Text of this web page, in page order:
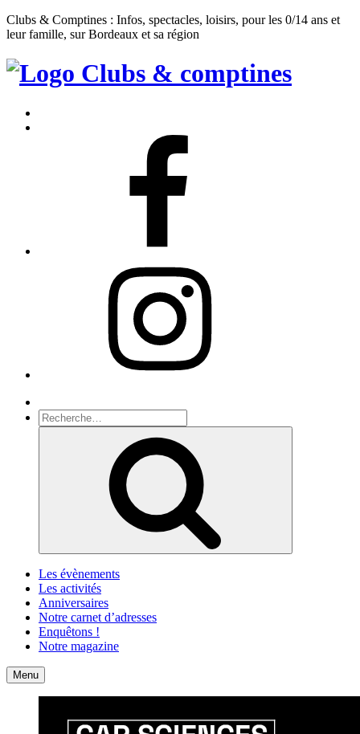
Clubs & Comptines : Infos, spectacles, loisirs, pour les 0/14 ans et
leur famille, sur Bordeaux et sa région
Clubs
Comptines
Recherche
pour
Les évènements
Les activités
Anniversaires
Notre carnet d’adresses
Enquêtons !
Notre magazine
Accueil
Menu Contact